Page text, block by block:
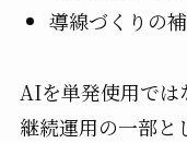
導線づくりの
AIを単発使用では
継続運用の一部と